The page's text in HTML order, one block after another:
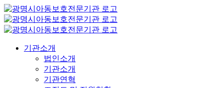
콘
텐
츠
기관소개
법인소개
기관소개
기관연혁